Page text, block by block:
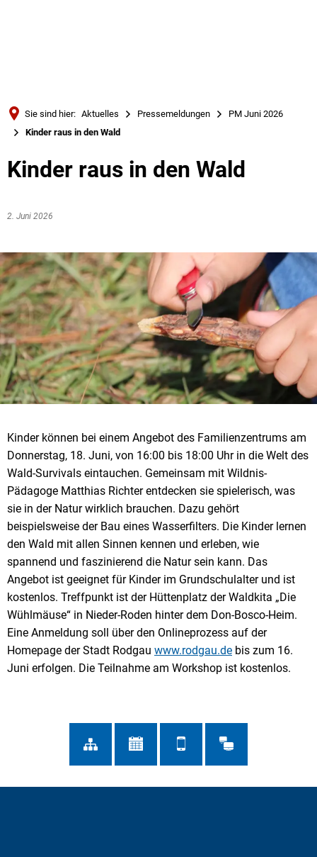
Русский
Sie sind hier: Aktuelles Pressemeldungen
PM Juni 2026
Kinder raus in den Wald
Kinder raus in den Wald
2. Juni 2026
Kinder können bei einem Angebot des Familienzentrums am
Donnerstag, 18. Juni, von 16:00 bis 18:00 Uhr in die Welt des
Wald-Survivals eintauchen. Gemeinsam mit Wildnis-
Pädagoge Matthias Richter entdecken sie spielerisch, was
sie in der Natur wirklich brauchen. Dazu gehört
beispielsweise der Bau eines Wasserfilters. Die Kinder lernen
den Wald mit allen Sinnen kennen und erleben, wie
spannend und faszinierend die Natur sein kann. Das
Angebot ist geeignet für Kinder im Grundschulalter und ist
kostenlos. Treffpunkt ist der Hüttenplatz der Waldkita „Die
Wühlmäuse“ in Nieder-Roden hinter dem Don-Bosco-Heim.
Eine Anmeldung soll über den Onlineprozess auf der
Homepage der Stadt Rodgau www.rodgau.de bis zum 16.
Juni erfolgen. Die Teilnahme am Workshop ist kostenlos.